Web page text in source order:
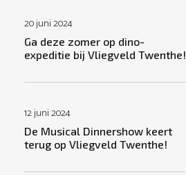
20 juni 2024
Ga deze zomer op dino-
expeditie bij Vliegveld Twenthe!
12 juni 2024
De Musical Dinnershow keert
terug op Vliegveld Twenthe!